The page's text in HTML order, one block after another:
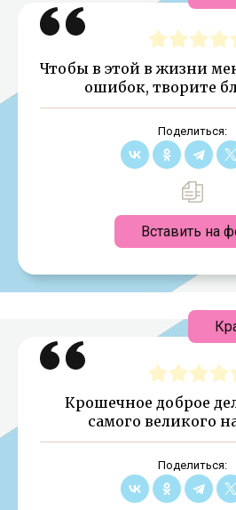
Чтобы в этой в жизни
ошибок, творите
Поделиться:
Вставить на
Крошечное доброе
самого великого
Поделиться: